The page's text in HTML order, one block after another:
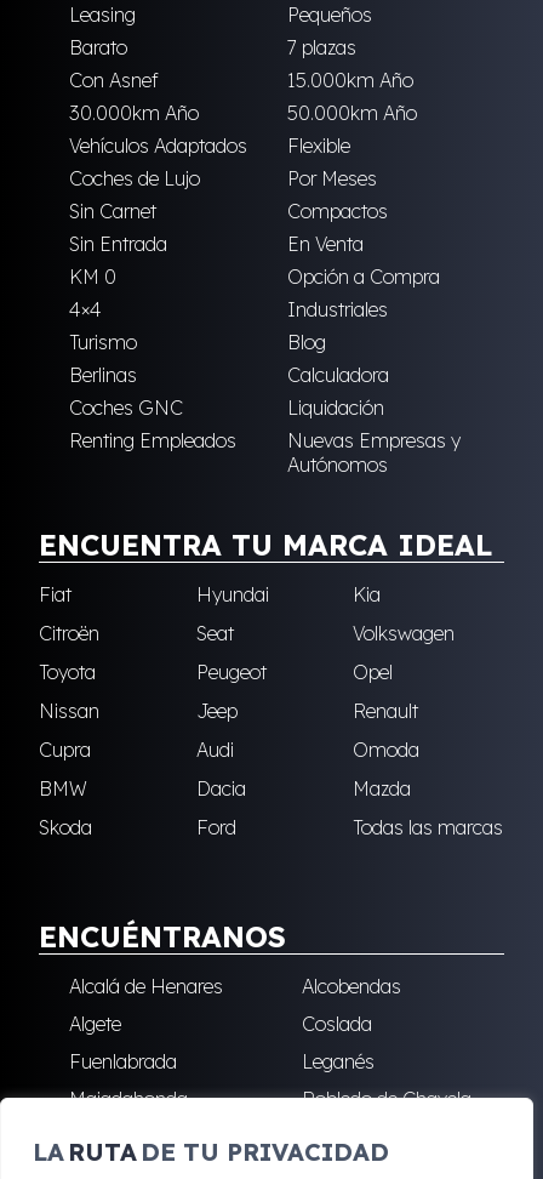
LA RUTA DE TU PRIVACIDAD
Leasing
Pequeños
Barato
7 plazas
Con Asnef
15.000km Año
30.000km Año
50.000km Año
Vehículos Adaptados
Flexible
Coches de Lujo
Por Meses
Sin Carnet
Compactos
Sin Entrada
En Venta
KM 0
Opción a Compra
4×4
Industriales
Turismo
Blog
Berlinas
Calculadora
Coches GNC
Liquidación
Renting Empleados
Nuevas Empresas y
Autónomos
ENCUENTRA TU MARCA IDEAL
Fiat Hyundai
Kia
Citroën
Seat
Volkswagen
Toyota
Peugeot
Opel
Nissan
Jeep
Renault
Cupra
Audi
Omoda
BMW
Dacia
Mazda
Skoda
Ford Todas las marcas
ENCUÉNTRANOS
Alcalá de Henares
Alcobendas
Algete
Coslada
Fuenlabrada
Leganés
Majadahonda
Robledo de Chavela
Reyes